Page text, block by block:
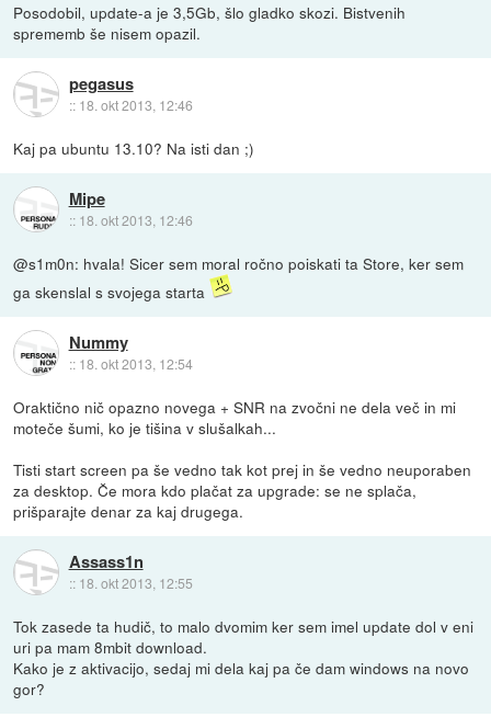
Posodobil, update-a je 3,5Gb, šlo gladko skozi. Bistvenih
sprememb še nisem opazil.
pegasus
:: 18. okt 2013, 12:46
Kaj pa ubuntu 13.10? Na isti dan ;)
Mipe
:: 18. okt 2013, 12:46
@s1m0n: hvala! Sicer sem moral ročno poiskati ta Store, ker sem
ga skenslal s svojega starta
Nummy
:: 18. okt 2013, 12:54
Oraktično nič opazno novega + SNR na zvočni ne dela več in mi
moteče šumi, ko je tišina v slušalkah...
Tisti start screen pa še vedno tak kot prej in še vedno neuporaben
za desktop. Če mora kdo plačat za upgrade: se ne splača,
prišparajte denar za kaj drugega.
Assass1n
:: 18. okt 2013, 12:55
Tok zasede ta hudič, to malo dvomim ker sem imel update dol v eni
uri pa mam 8mbit download.
Kako je z aktivacijo, sedaj mi dela kaj pa če dam windows na novo
gor?